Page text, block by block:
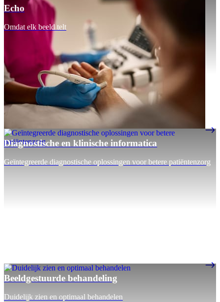
Echo
Omdat elk beeld telt
Diagnostische en klinische informatica
Geïntegreerde diagnostische oplossingen voor betere patiëntenzorg
Beeldgestuurde behandeling
Duidelijk zien en optimaal behandelen